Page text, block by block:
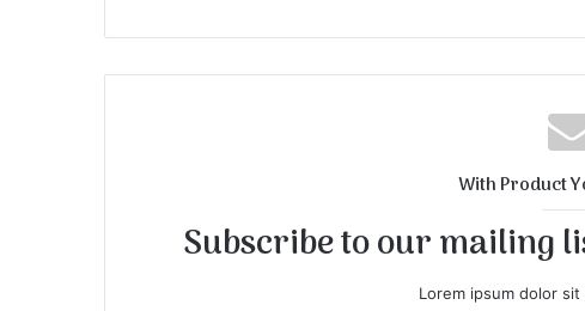
i
With Product
Subscribe to our mailing
Lorem ipsum dolor